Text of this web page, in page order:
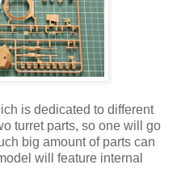
is dedicated to different
turret parts, so one will go
big amount of parts can
will feature internal